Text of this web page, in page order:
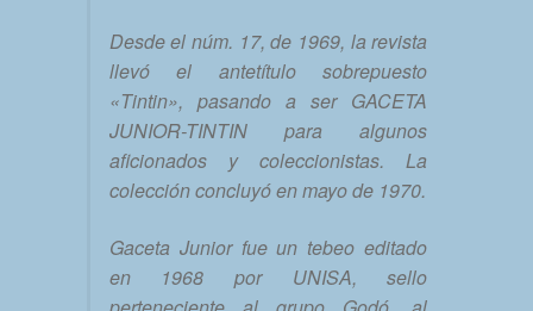
Desde el núm. 17, de 1969, la revista
llevó el antetítulo sobrepuesto
«Tintin», pasando a ser GACETA
JUNIOR-TINTIN para algunos
aficionados y coleccionistas. La
colección concluyó en mayo de 1970.
Gaceta Junior fue un tebeo editado
en 1968 por UNISA, sello